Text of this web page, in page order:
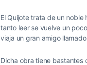
El Quijote trata de un
tanto leer se vuelve un
viaja un gran amigo
Dicha obra tiene bastantes